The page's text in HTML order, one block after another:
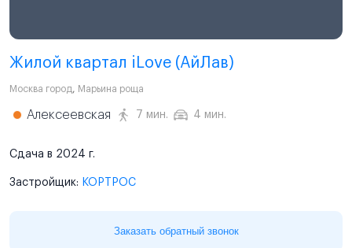
Жилой квартал iLove (АйЛав)
Москва город, Марьина роща
Алексеевская 7 мин. 4 мин.
Сдача в 2024 г.
Застройщик: КОРТРОС
Заказать обратный звонок